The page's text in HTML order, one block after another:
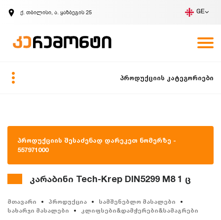
ქ. თბილისი, ა. ყაზბეგის 25 GE
ზარის მოთხოვნა
პროდუქციის კატეგორიები
პროდუქციის შესაძენად დარეკეთ ნომერზე -
557971000
კარაბინი Tech-Krep DIN5299 M8 1 ც
მთავარი პროდუქცია
სამშენებლო მასალები
სახარჯი მასალები
კლიფსები&დამჭერები&სამაგრები